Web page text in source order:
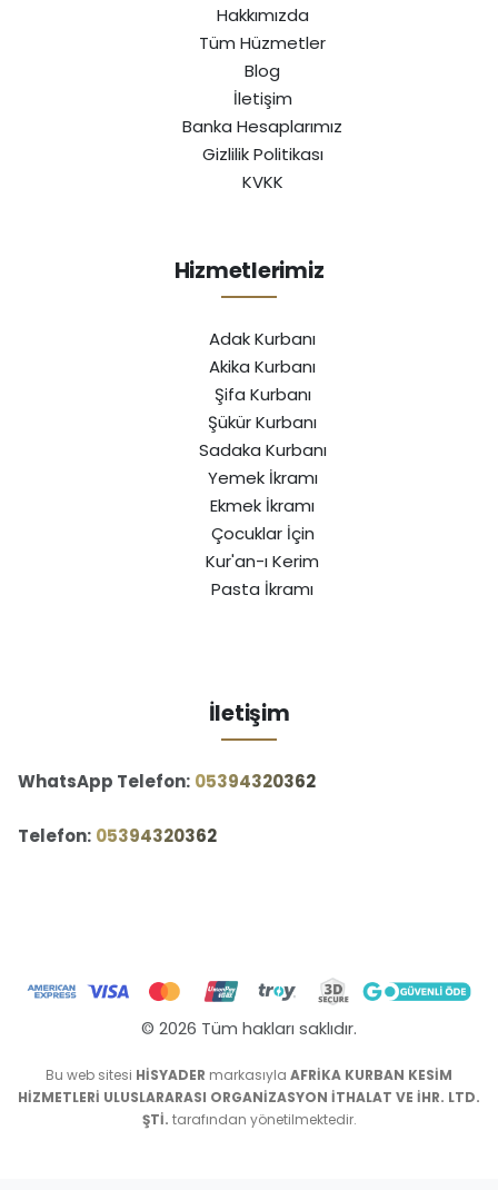
Hakkımızda
Tüm Hüzmetler
Blog
İletişim
Banka Hesaplarımız
Gizlilik Politikası
KVKK
Hizmetlerimiz
Adak Kurbanı
Akika Kurbanı
Şifa Kurbanı
Şükür Kurbanı
Sadaka Kurbanı
Yemek İkramı
Ekmek İkramı
Çocuklar İçin
Kur'an-ı Kerim
Pasta İkramı
İletişim
WhatsApp Telefon: ‪05394320362‬
Telefon: ‪05394320362‬
© 2026 Tüm hakları saklıdır.
Bu web sitesi HİSYADER markasıyla AFRİKA KURBAN KESİM
HİZMETLERİ ULUSLARARASI ORGANİZASYON İTHALAT VE İHR. LTD.
ŞTİ. tarafından yönetilmektedir.